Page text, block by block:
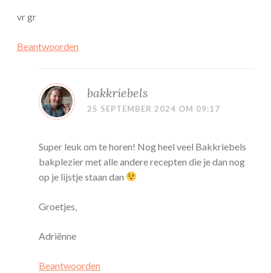
vr gr
Beantwoorden
bakkriebels
25 SEPTEMBER 2024 OM 09:17
Super leuk om te horen! Nog heel veel Bakkriebels
bakplezier met alle andere recepten die je dan nog
op je lijstje staan dan
Groetjes,
Adriënne
Beantwoorden